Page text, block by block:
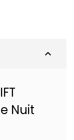
expand_less
Nuit